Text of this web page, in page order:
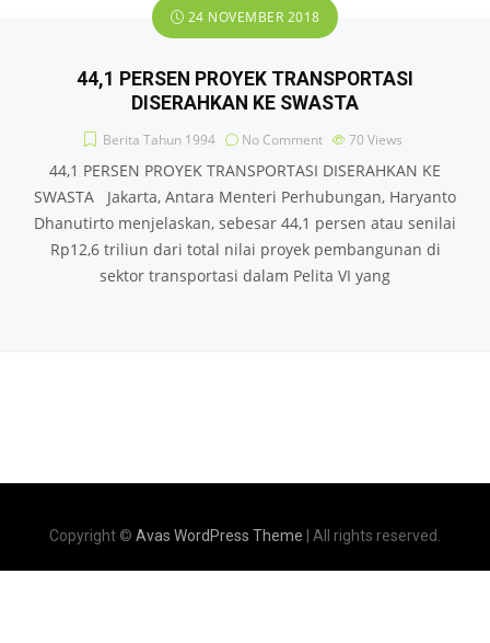
24 NOVEMBER 2018
44,1 PERSEN PROYEK TRANSPORTASI
DISERAHKAN KE SWASTA
Berita Tahun 1994 No Comment 70 Views
44,1 PERSEN PROYEK TRANSPORTASI DISERAHKAN KE
SWASTA Jakarta, Antara Menteri Perhubungan, Haryanto
Dhanutirto menjelaskan, sebesar 44,1 persen atau senilai
Rp12,6 triliun dari total nilai proyek pembangunan di
sektor transportasi dalam Pelita VI yang
Copyright © Avas WordPress Theme | All rights reserved.